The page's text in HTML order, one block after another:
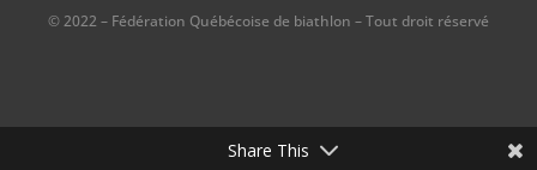
© 2022 – Fédération Québécoise de biathlon – Tout droit réservé
Share This